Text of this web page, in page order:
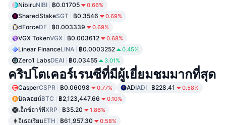
NibiruNIBI ฿0.01705 0.66%
SharedStakeSGT ฿0.3546 0.69%
dForceDF ฿0.003339 0.69%
VGX TokenVGX ฿0.003612 0.68%
Linear FinanceLINA ฿0.0003252 0.45%
Zero1 LabsDEAI ฿0.03455 3.01%
คริปโตเคอร์เรนซีที่มีผู้เยี่ยมชมมากที่สุด
CasperCSPR ฿0.06098 0.77% ADIADI ฿228.41 0.58%
บิตคอยน์BTC ฿2,123,447.66 0.10%
เอ็กซ์อาร์พีXRP ฿35.20 1.86%
อีเธอเรียมETH ฿61,957.30 0.58%